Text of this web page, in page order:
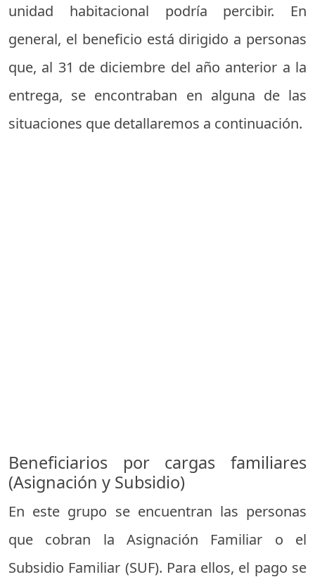
unidad habitacional podría percibir. En
general, el beneficio está dirigido a personas
que, al 31 de diciembre del año anterior a la
entrega, se encontraban en alguna de las
situaciones que detallaremos a continuación.
Beneficiarios por cargas familiares
(Asignación y Subsidio)
En este grupo se encuentran las personas
que cobran la Asignación Familiar o el
Subsidio Familiar (SUF). Para ellos, el pago se